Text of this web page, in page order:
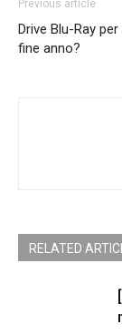
Previous article
Drive Blu-Ray
fine anno?
RELATED